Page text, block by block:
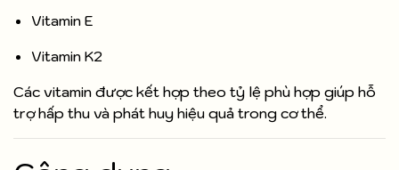
Vitamin E
Vitamin K2
Các vitamin được kết hợp theo tỷ lệ phù hợp giúp hỗ
trợ hấp thu và phát huy hiệu quả trong cơ thể.